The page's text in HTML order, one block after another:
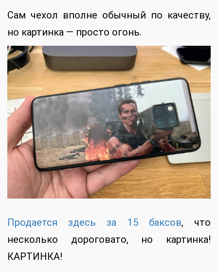
Сам чехол вполне обычный по качеству,
но картинка — просто огонь.
Продается здесь за 15 баксов, что
несколько дороговато, но картинка!
КАРТИНКА!